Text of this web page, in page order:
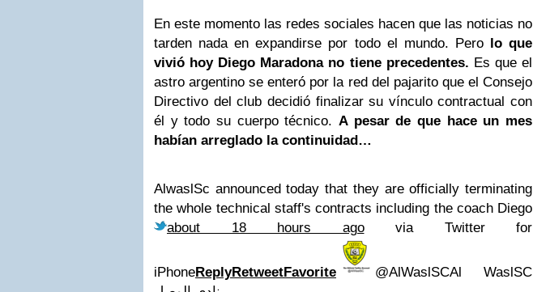
En este momento las redes sociales hacen que las noticias no
tarden nada en expandirse por todo el mundo. Perolo que
vivió hoy Diego Maradonano tiene precedentes. Es que el
astro argentino se enteró por la red del pajarito que el Consejo
Directivo del club decidió finalizar su vínculo contractual con
él y todo su cuerpo técnico. A pesar de que hace un mes
habían arreglado la continuidad…
AlwaslSc announced today that they are officially terminating
the whole technical staff's contracts including the coach Diego
about 18 hours agovia Twitter for
iPhoneReplyRetweetFavorite
@AlWaslSCAl WaslSC